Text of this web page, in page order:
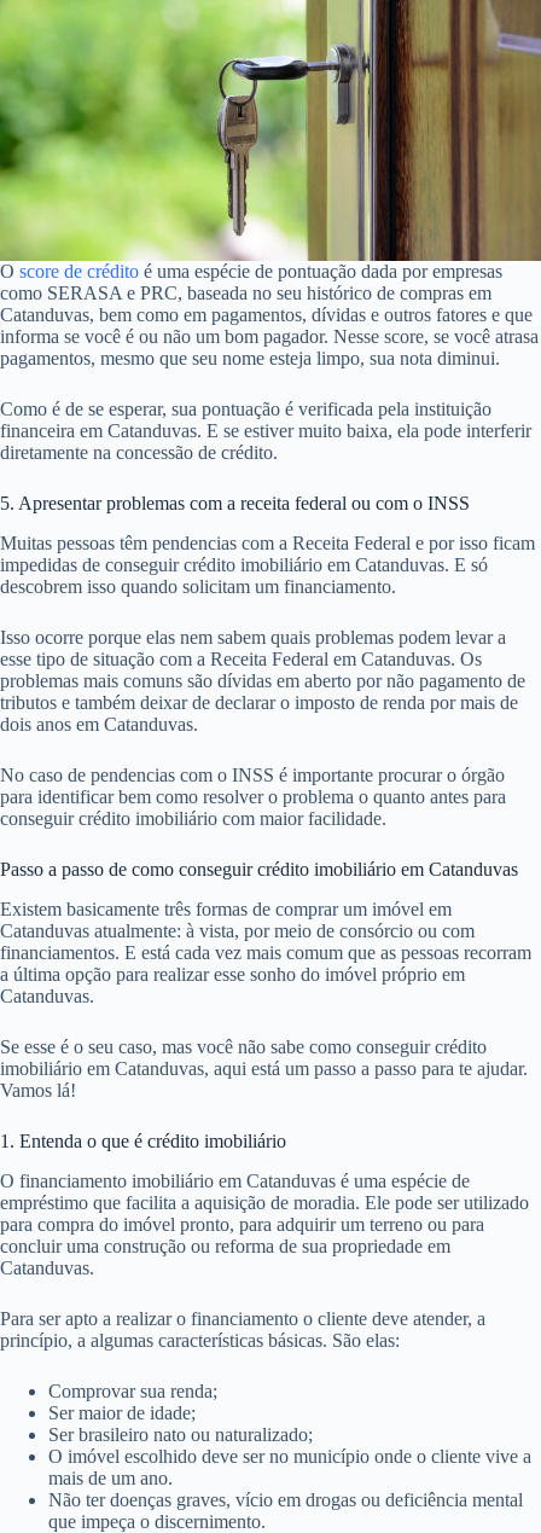
O score de crédito é uma espécie de pontuação dada por empresas
como SERASA e PRC, baseada no seu histórico de compras em
Catanduvas, bem como em pagamentos, dívidas e outros fatores e que
informa se você é ou não um bom pagador. Nesse score, se você atrasa
pagamentos, mesmo que seu nome esteja limpo, sua nota diminui.
Como é de se esperar, sua pontuação é verificada pela instituição
financeira em Catanduvas. E se estiver muito baixa, ela pode interferir
diretamente na concessão de crédito.
5. Apresentar problemas com a receita federal ou com o INSS
Muitas pessoas têm pendencias com a Receita Federal e por isso ficam
impedidas de conseguir crédito imobiliário em Catanduvas. E só
descobrem isso quando solicitam um financiamento.
Isso ocorre porque elas nem sabem quais problemas podem levar a
esse tipo de situação com a Receita Federal em Catanduvas. Os
problemas mais comuns são dívidas em aberto por não pagamento de
tributos e também deixar de declarar o imposto de renda por mais de
dois anos em Catanduvas.
No caso de pendencias com o INSS é importante procurar o órgão
para identificar bem como resolver o problema o quanto antes para
conseguir crédito imobiliário com maior facilidade.
Passo a passo de como conseguir crédito imobiliário em Catanduvas
Existem basicamente três formas de comprar um imóvel em
Catanduvas atualmente: à vista, por meio de consórcio ou com
financiamentos. E está cada vez mais comum que as pessoas recorram
a última opção para realizar esse sonho do imóvel próprio em
Catanduvas.
Se esse é o seu caso, mas você não sabe como conseguir crédito
imobiliário em Catanduvas, aqui está um passo a passo para te ajudar.
Vamos lá!
1. Entenda o que é crédito imobiliário
O financiamento imobiliário em Catanduvas é uma espécie de
empréstimo que facilita a aquisição de moradia. Ele pode ser utilizado
para compra do imóvel pronto, para adquirir um terreno ou para
concluir uma construção ou reforma de sua propriedade em
Catanduvas.
Para ser apto a realizar o financiamento o cliente deve atender, a
princípio, a algumas características básicas. São elas:
Comprovar sua renda;
Ser maior de idade;
Ser brasileiro nato ou naturalizado;
O imóvel escolhido deve ser no município onde o cliente vive a
mais de um ano.
Não ter doenças graves, vício em drogas ou deficiência mental
que impeça o discernimento.